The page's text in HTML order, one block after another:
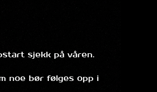
sjekk på våren.
noe bør følges opp i